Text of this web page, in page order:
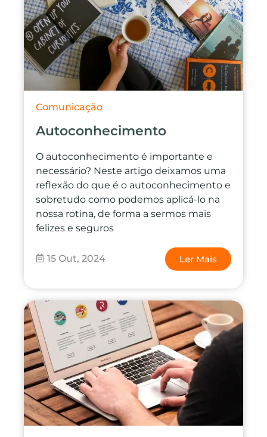
Comunicação
Autoconhecimento
O autoconhecimento é importante e
necessário? Neste artigo deixamos uma
reflexão do que é o autoconhecimento e
sobretudo como podemos aplicá-lo na
nossa rotina, de forma a sermos mais
felizes e seguros
15 Out, 2024 Ler Mais